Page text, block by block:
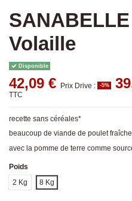
Volaille
Disponible
42,09 € Prix Drive : -5%
TTC
recette sans céréales*
beaucoup de viande de poulet fraîche
avec la pomme de terre comme
Poids
2 Kg
8 Kg